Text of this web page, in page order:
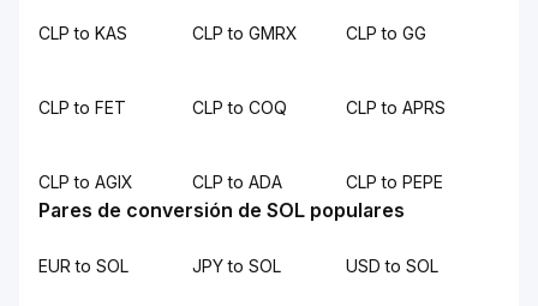
CLP to KAS CLP to GMRX CLP to GG
CLP to FET CLP to COQ CLP to APRS
CLP to AGIX CLP to ADA CLP to PEPE
Pares de conversión de SOL populares
EUR to SOL JPY to SOL USD to SOL